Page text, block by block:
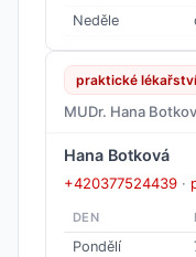
Neděle
praktické
MUDr. Hana
Hana Botková
+420377524439 ·
DEN
Pondělí